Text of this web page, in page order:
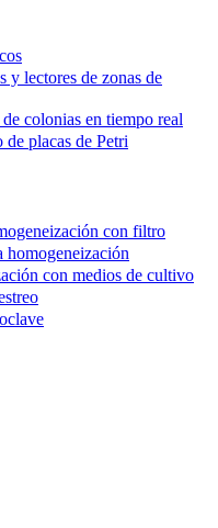
y lectores de zonas de
colonias en tiempo real
placas de Petri
con filtro
homogeneización
con medios de cultivo